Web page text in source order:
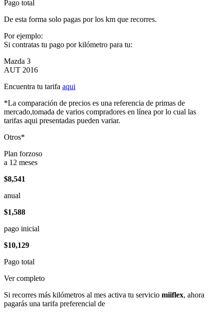
Pago total
De esta forma solo pagas por los km que recorres.
Por ejemplo:
Si contratas tu pago por kilómetro para tu:
Mazda 3
AUT 2016
Encuentra tu tarifa aqui
*La comparación de precios es una referencia de primas de
mercado,tomada de varios compradores en línea por lo cual las
tarifas aqui presentadas pueden variar.
Otros*
Plan forzoso
a 12 meses
$8,541
anual
$1,588
pago inicial
$10,129
Pago total
Ver completo
Si recorres más kilómetros al mes activa tu servicio miiflex, ahora
pagarás una tarifa preferencial de